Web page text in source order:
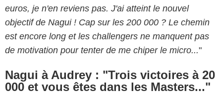
euros, je n'en reviens pas. J'ai atteint le nouvel
objectif de Nagui ! Cap sur les 200 000 ? Le chemin
est encore long et les challengers ne manquent pas
de motivation pour tenter de me chiper le micro..."
Nagui à Audrey : "Trois victoires à 20
000 et vous êtes dans les Masters..."